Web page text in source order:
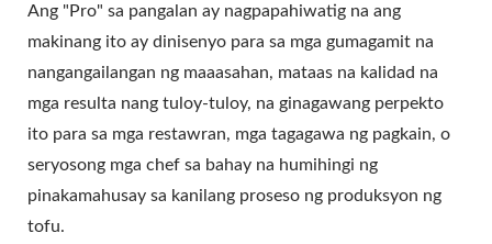
NG TOFU, PRESYO NG
MAKINA NG PAGGAWA
NG TOFU, MGA
TAGAGAWA NG TOFU,
PAGGAWA NG TOFU,
Ang "Pro" sa pangalan ay nagpapahiwatig na ang
makinang ito ay dinisenyo para sa mga gumagamit na
nangangailangan ng maaasahan, mataas na kalidad na
mga resulta nang tuloy-tuloy, na ginagawang perpekto
ito para sa mga restawran, mga tagagawa ng pagkain, o
seryosong mga chef sa bahay na humihingi ng
pinakamahusay sa kanilang proseso ng produksyon ng
tofu.